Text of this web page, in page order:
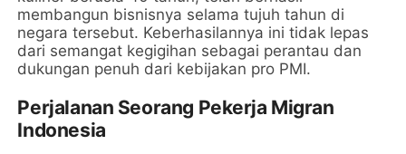
membangun bisnisnya selama tujuh tahun di
negara tersebut. Keberhasilannya ini tidak lepas
dari semangat kegigihan sebagai perantau dan
dukungan penuh dari kebijakan pro PMI.
Perjalanan Seorang Pekerja Migran
Indonesia